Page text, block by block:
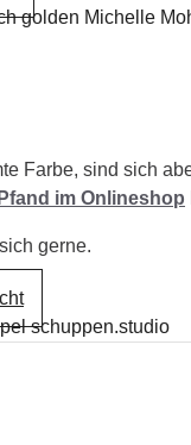
Farbe, sind sich
im Onlineshop
gerne.